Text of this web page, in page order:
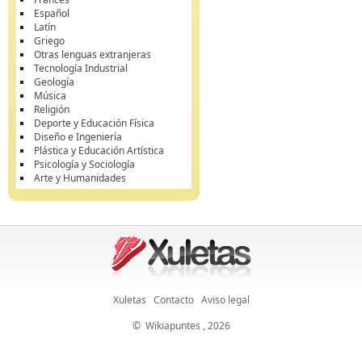
Español
Latín
Griego
Otras lenguas extranjeras
Tecnología Industrial
Geología
Música
Religión
Deporte y Educación Física
Diseño e Ingeniería
Plástica y Educación Artística
Psicología y Sociología
Arte y Humanidades
Xuletas Contacto Aviso legal
© Wikiapuntes , 2026